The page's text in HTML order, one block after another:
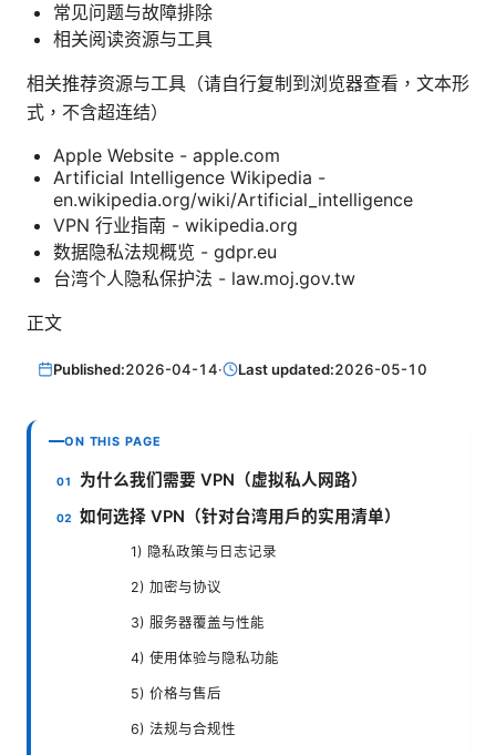
常见问题与故障排除
相关阅读资源与工具
相关推荐资源与工具（请自行复制到浏览器查看，文本形
式，不含超连结）
Apple Website - apple.com
Artificial Intelligence Wikipedia -
en.wikipedia.org/wiki/Artificial_intelligence
VPN 行业指南 - wikipedia.org
数据隐私法规概览 - gdpr.eu
台湾个人隐私保护法 - law.moj.gov.tw
正文
Published:2026-04-14· Last updated:2026-05-10
ON THIS PAGE
为什么我们需要 VPN（虚拟私人网路）
如何选择 VPN（针对台湾用户的实用清单）
1) 隐私政策与日志记录
2) 加密与协议
3) 服务器覆盖与性能
4) 使用体验与隐私功能
5) 价格与售后
6) 法规与合规性